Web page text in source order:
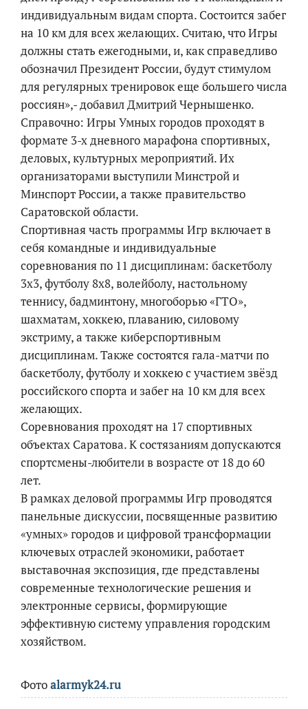
индивидуальным видам спорта. Состоится забег
на 10 км для всех желающих. Считаю, что Игры
должны стать ежегодными, и, как справедливо
обозначил Президент России, будут стимулом
для регулярных тренировок еще большего числа
россиян»,- добавил Дмитрий Чернышенко.
Справочно: Игры Умных городов проходят в
формате 3-х дневного марафона спортивных,
деловых, культурных мероприятий. Их
организаторами выступили Минстрой и
Минспорт России, а также правительство
Саратовской области.
Спортивная часть программы Игр включает в
себя командные и индивидуальные
соревнования по 11 дисциплинам: баскетболу
3х3, футболу 8х8, волейболу, настольному
теннису, бадминтону, многоборью «ГТО»,
шахматам, хоккею, плаванию, силовому
экстриму, а также киберспортивным
дисциплинам. Также состоятся гала-матчи по
баскетболу, футболу и хоккею с участием звёзд
российского спорта и забег на 10 км для всех
желающих.
Соревнования проходят на 17 спортивных
объектах Саратова. К состязаниям допускаются
спортсмены-любители в возрасте от 18 до 60
лет.
В рамках деловой программы Игр проводятся
панельные дискуссии, посвященные развитию
«умных» городов и цифровой трансформации
ключевых отраслей экономики, работает
выставочная экспозиция, где представлены
современные технологические решения и
электронные сервисы, формирующие
эффективную систему управления городским
хозяйством.
Фотоalarmyk24.ru